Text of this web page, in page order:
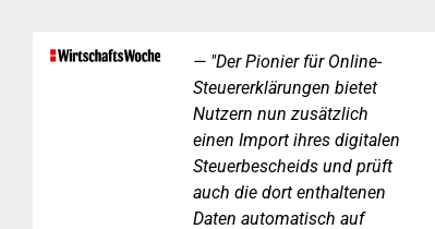
"Der Pionier für Online-
Steuererklärungen bietet
Nutzern nun zusätzlich
einen Import ihres digitalen
Steuerbescheids und prüft
auch die dort enthaltenen
Daten automatisch auf